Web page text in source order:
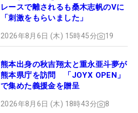
レースで離されるも桑木志帆のVに
「刺激をもらいました」
2026年8月6日 (木) 15時45分 19
熊本出身の秋吉翔太と重永亜斗夢が
熊本県庁を訪問 「JOYX OPEN」
で集めた義援金を贈呈
2026年8月6日 (木) 18時43分 8